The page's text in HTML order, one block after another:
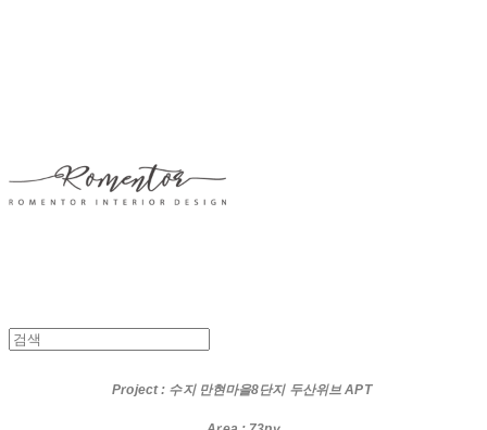
Project: 수지 만현마을8단지 두산위브 APT